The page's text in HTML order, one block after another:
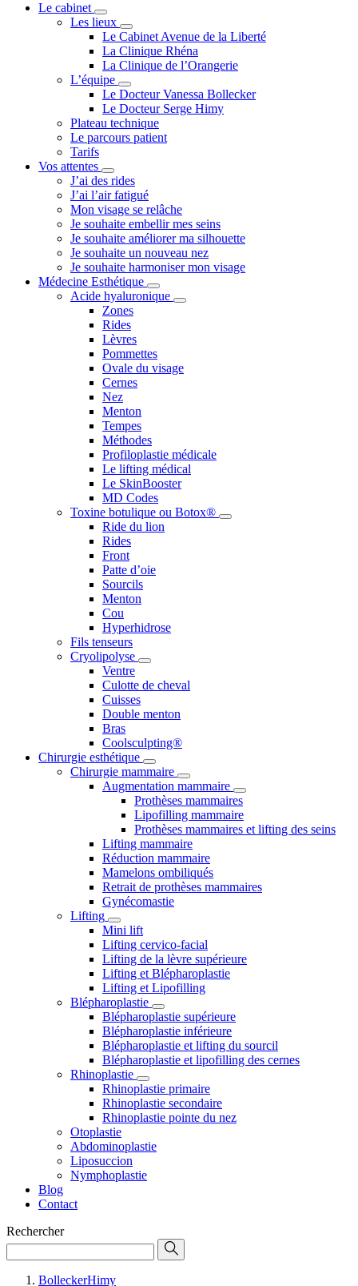
Le cabinet
Les lieux
Le Cabinet Avenue de la Liberté
La Clinique Rhéna
La Clinique de l’Orangerie
L’équipe
Le Docteur Vanessa Bollecker
Le Docteur Serge Himy
Plateau technique
Le parcours patient
Tarifs
Vos attentes
J’ai des rides
J’ai l’air fatigué
Mon visage se relâche
Je souhaite embellir mes seins
Je souhaite améliorer ma silhouette
Je souhaite un nouveau nez
Je souhaite harmoniser mon visage
Médecine Esthétique
Acide hyaluronique
Zones
Rides
Lèvres
Pommettes
Ovale du visage
Cernes
Nez
Menton
Tempes
Méthodes
Profiloplastie médicale
Le lifting médical
Le SkinBooster
MD Codes
Toxine botulique ou Botox®
Ride du lion
Rides
Front
Patte d’oie
Sourcils
Menton
Cou
Hyperhidrose
Fils tenseurs
Cryolipolyse
Ventre
Culotte de cheval
Cuisses
Double menton
Bras
Coolsculpting®
Chirurgie esthétique
Chirurgie mammaire
Augmentation mammaire
Prothèses mammaires
Lipofilling mammaire
Prothèses mammaires et lifting des seins
Lifting mammaire
Réduction mammaire
Mamelons ombiliqués
Retrait de prothèses mammaires
Gynécomastie
Lifting
Mini lift
Lifting cervico-facial
Lifting de la lèvre supérieure
Lifting et Blépharoplastie
Lifting et Lipofilling
Blépharoplastie
Blépharoplastie supérieure
Blépharoplastie inférieure
Blépharoplastie et lifting du sourcil
Blépharoplastie et lipofilling des cernes
Rhinoplastie
Rhinoplastie primaire
Rhinoplastie secondaire
Rhinoplastie pointe du nez
Otoplastie
Abdominoplastie
Liposuccion
Nymphoplastie
Blog
Contact
Rechercher
BolleckerHimy